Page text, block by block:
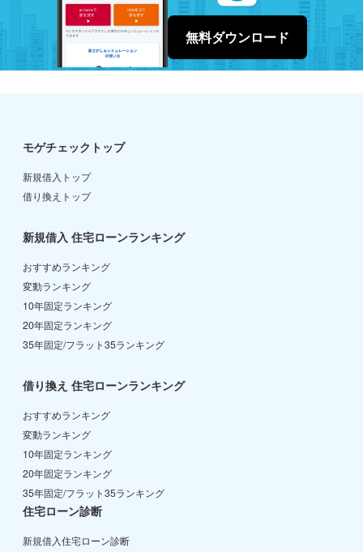
無料ダウンロード
モゲチェックトップ
新規借入トップ
借り換えトップ
新規借入 住宅ローンランキング
おすすめランキング
変動ランキング
10年固定ランキング
20年固定ランキング
35年固定/フラット35ランキング
借り換え 住宅ローンランキング
おすすめランキング
変動ランキング
10年固定ランキング
20年固定ランキング
35年固定/フラット35ランキング
住宅ローン診断
新規借入住宅ローン診断